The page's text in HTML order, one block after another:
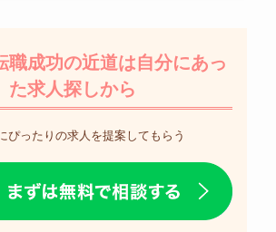
職成功の近道は自分にあっ
た求人探しから
ぴったりの求人を提案してもらう